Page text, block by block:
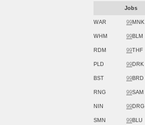
Jobs
WAR 99MNK
WHM 99BLM
RDM 99THF
PLD 99DRK
BST 99BRD
RNG 99SAM
NIN 99DRG
SMN 99BLU